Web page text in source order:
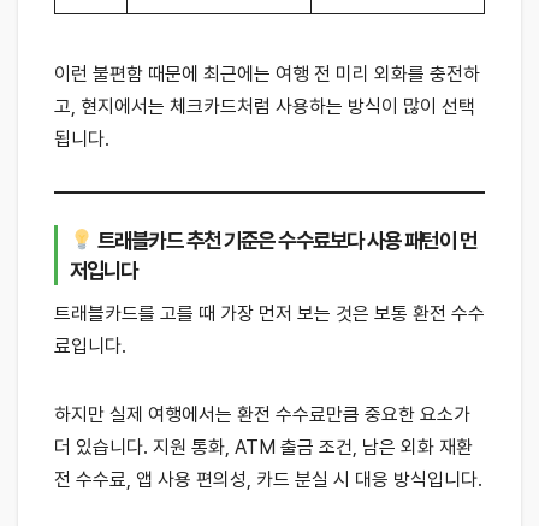
이런 불편함 때문에 최근에는 여행 전 미리 외화를 충전하
고, 현지에서는 체크카드처럼 사용하는 방식이 많이 선택
됩니다.
트래블카드 추천 기준은 수수료보다 사용 패턴이 먼
저입니다
트래블카드를 고를 때 가장 먼저 보는 것은 보통 환전 수수
료입니다.
하지만 실제 여행에서는 환전 수수료만큼 중요한 요소가
더 있습니다. 지원 통화, ATM 출금 조건, 남은 외화 재환
전 수수료, 앱 사용 편의성, 카드 분실 시 대응 방식입니다.